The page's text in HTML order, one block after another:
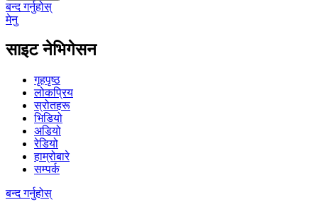
बन्द गर्नुहोस्
मेनु
साइट नेभिगेसन
गृहपृष्ठ
लोकप्रिय
स्रोतहरू
भिडियो
अडियो
रेडियो
हाम्रोबारे
सम्पर्क
बन्द गर्नुहोस्